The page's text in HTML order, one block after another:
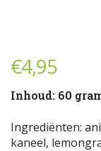
€4,95
Inhoud: 60
Ingrediënten:
kaneel,